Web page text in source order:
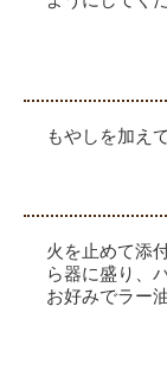
もやしを加え
火を止めて添
ら器に盛り、
お好みでラー